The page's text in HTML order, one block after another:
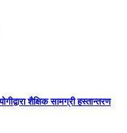
शैक्षिक सामग्री हस्तान्तरण